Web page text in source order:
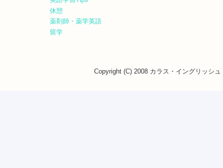
休憩
薬剤師・薬学英語
留学
Copyright (C) 2008 カラス・イングリッシ